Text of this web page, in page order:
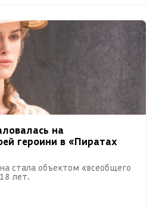
на
героини в «Пиратах
стала объектом «всеобщего
лет.